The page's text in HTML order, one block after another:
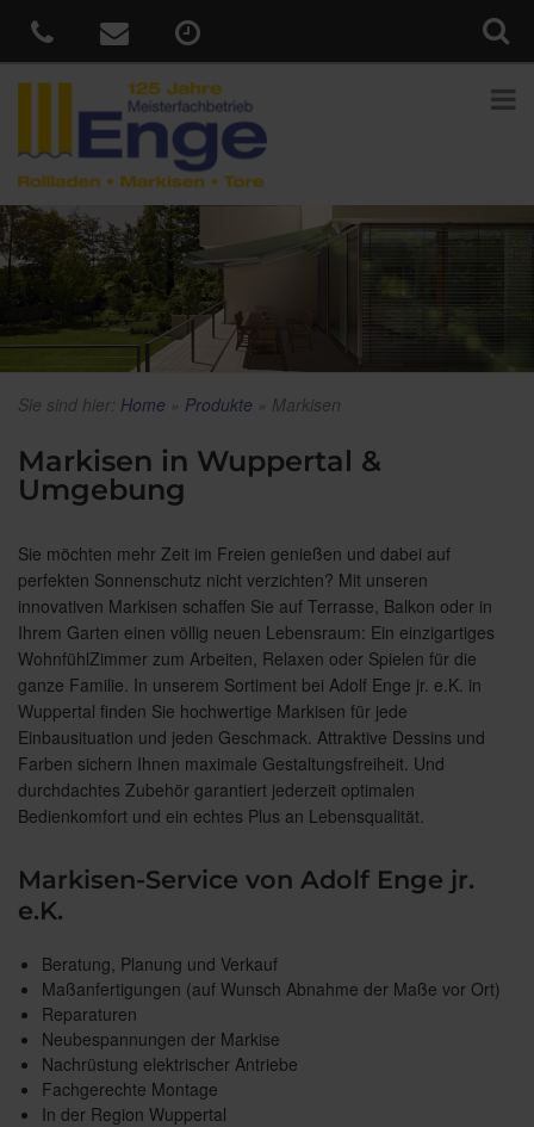
Sie sind hier: Home » Produkte » Markisen
Markisen in Wuppertal &
Umgebung
Sie möchten mehr Zeit im Freien genießen und dabei auf
perfekten Sonnenschutz nicht verzichten? Mit unseren
innovativen Markisen schaffen Sie auf Terrasse, Balkon oder in
Ihrem Garten einen völlig neuen Lebensraum: Ein einzigartiges
WohnfühlZimmer zum Arbeiten, Relaxen oder Spielen für die
ganze Familie. In unserem Sortiment bei Adolf Enge jr. e.K. in
Wuppertal finden Sie hochwertige Markisen für jede
Einbausituation und jeden Geschmack. Attraktive Dessins und
Farben sichern Ihnen maximale Gestaltungsfreiheit. Und
durchdachtes Zubehör garantiert jederzeit optimalen
Bedienkomfort und ein echtes Plus an Lebensqualität.
Markisen-Service von Adolf Enge jr.
e.K.
Beratung, Planung und Verkauf
Maßanfertigungen (auf Wunsch Abnahme der Maße vor Ort)
Reparaturen
Neubespannungen der Markise
Nachrüstung elektrischer Antriebe
Fachgerechte Montage
In der Region Wuppertal